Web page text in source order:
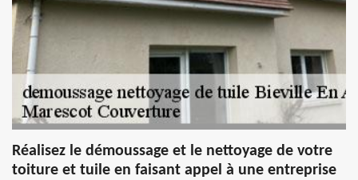
Réalisez le démoussage et le nettoyage de votre
toiture et tuile en faisant appel à une entreprise